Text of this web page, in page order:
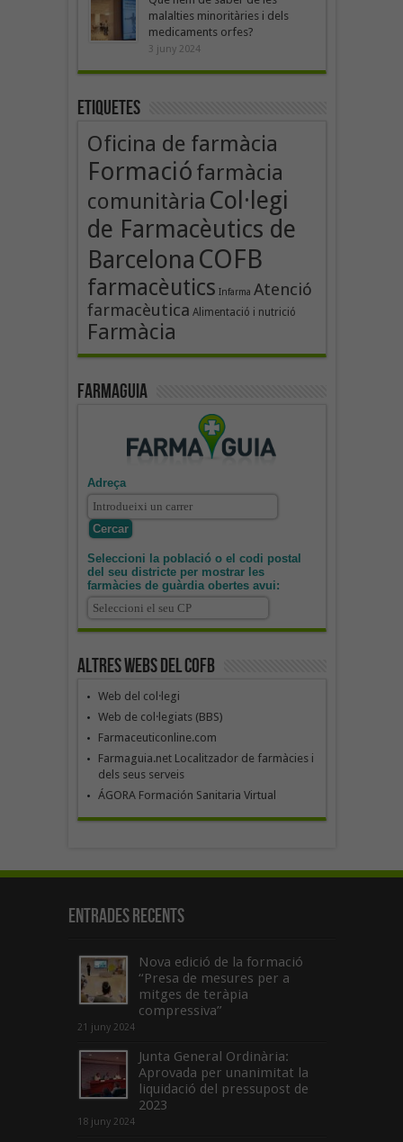
malalties minoritàries i dels
medicaments orfes?
3 juny 2024
Etiquetes
Oficina de farmàcia
Formació farmàcia
comunitària Col·legi
de Farmacèutics de
Barcelona COFB
farmacèutics Infarma Atenció
farmacèutica Alimentació i nutrició
Farmàcia
Farmaguia
Adreça
Seleccioni la població o el codi postal
del seu districte per mostrar les
farmàcies de guàrdia obertes avui:
Altres webs del COFB
Web del col·legi
Web de col·legiats (BBS)
Farmaceuticonline.com
Farmaguia.net Localitzador de farmàcies i
dels seus serveis
ÁGORA Formación Sanitaria Virtual
Entrades recents
Nova edició de la formació
“Presa de mesures per a
mitges de teràpia
compressiva”
21 juny 2024
Junta General Ordinària:
Aprovada per unanimitat la
liquidació del pressupost de
2023
18 juny 2024